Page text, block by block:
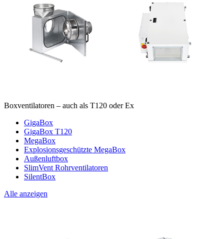
Boxventilatoren – auch als T120 oder Ex
GigaBox
GigaBox T120
MegaBox
Explosionsgeschützte MegaBox
Außenluftbox
SlimVent Rohrventilatoren
SilentBox
Alle anzeigen